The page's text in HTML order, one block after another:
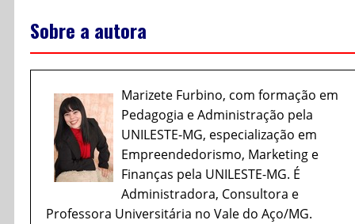
Sobre a autora
Marizete Furbino, com formação em
Pedagogia e Administração pela
UNILESTE-MG, especialização em
Empreendedorismo, Marketing e
Finanças pela UNILESTE-MG. É
Administradora, Consultora e
Professora Universitária no Vale do Aço/MG.